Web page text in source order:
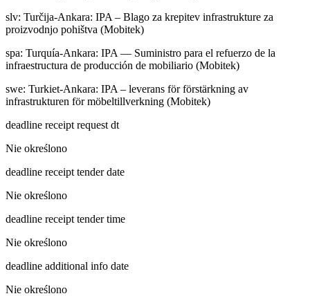
slv: Turčija-Ankara: IPA – Blago za krepitev infrastrukture za
proizvodnjo pohištva (Mobitek)
spa: Turquía-Ankara: IPA — Suministro para el refuerzo de la
infraestructura de producción de mobiliario (Mobitek)
swe: Turkiet-Ankara: IPA – leverans för förstärkning av
infrastrukturen för möbeltillverkning (Mobitek)
deadline receipt request dt
Nie określono
deadline receipt tender date
Nie określono
deadline receipt tender time
Nie określono
deadline additional info date
Nie określono